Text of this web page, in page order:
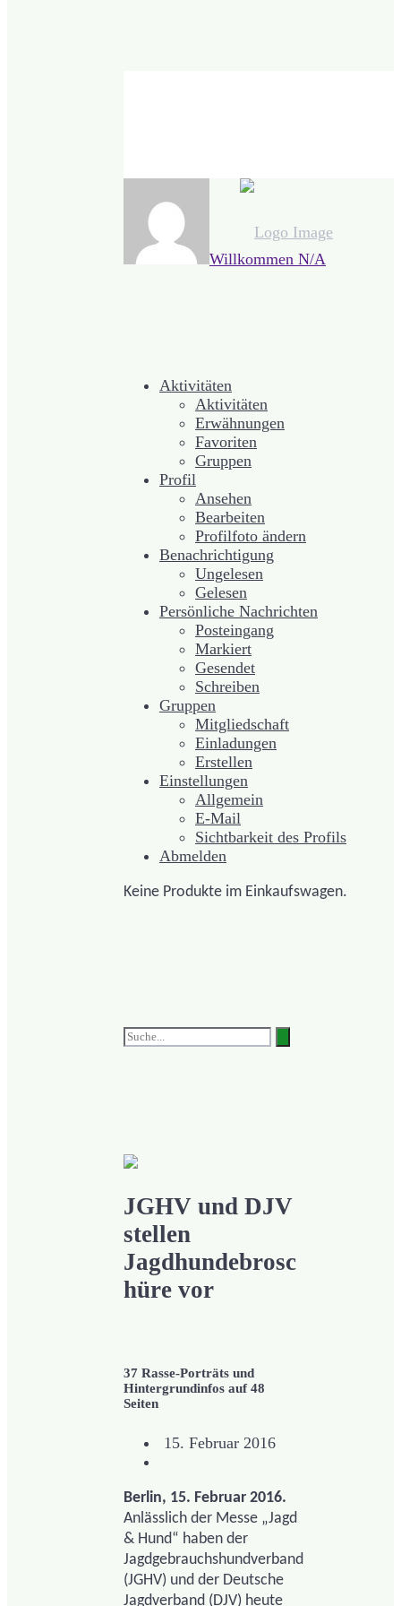
Willkommen N/A
Aktivitäten
Aktivitäten
Erwähnungen
Favoriten
Gruppen
Profil
Ansehen
Bearbeiten
Profilfoto ändern
Benachrichtigung
Ungelesen
Gelesen
Persönliche Nachrichten
Posteingang
Markiert
Gesendet
Schreiben
Gruppen
Mitgliedschaft
Einladungen
Erstellen
Einstellungen
Allgemein
E-Mail
Sichtbarkeit des Profils
Abmelden
Keine Produkte im Einkaufswagen.
JGHV und DJV
stellen
Jagdhundebrosc
hüre vor
37 Rasse-Porträts und
Hintergrundinfos auf 48
Seiten
15. Februar 2016
Berlin, 15. Februar 2016.
Anlässlich der Messe „Jagd
& Hund“ haben der
Jagdgebrauchshundverband
(JGHV) und der Deutsche
Jagdverband (DJV) heute